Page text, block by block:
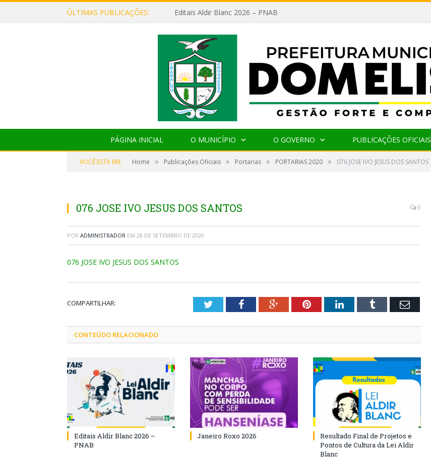
ÚLTIMAS PUBLICAÇÕES: Editais Aldir Blanc 2026 – PNAB
PÁGINA INICIAL O MUNICÍPIO O GOVERNO PUBLICAÇÕES OFICIAIS
VOCÊ ESTÁ EM: Home » Publicações Oficiais » Portarias » PORTARIAS 2020 » 076 JOSE IVO JESUS DOS SANTOS
076 JOSE IVO JESUS DOS SANTOS 0
POR ADMINISTRADOR EM 28 DE SETEMBRO DE 2020
076 JOSE IVO JESUS DOS SANTOS
COMPARTILHAR: TwitterFacebookGoogle+PinterestLinkedInTumblr Email
CONTEÚDO RELACIONADO
Editais Aldir Blanc 2026 –
PNAB
Janeiro Roxo 2026
Resultado Final de Projetos e
Pontos de Cultura da Lei Aldir
Blanc